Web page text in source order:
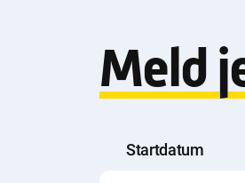
Meld
Startdatum